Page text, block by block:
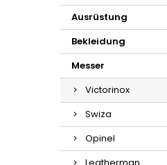
Ausrüstung
Bekleidung
Messer
Victorinox
Swiza
Opinel